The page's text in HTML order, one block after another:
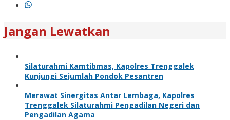
Jangan Lewatkan
Silaturahmi Kamtibmas, Kapolres Trenggalek
Kunjungi Sejumlah Pondok Pesantren
Merawat Sinergitas Antar Lembaga, Kapolres
Trenggalek Silaturahmi Pengadilan Negeri dan
Pengadilan Agama